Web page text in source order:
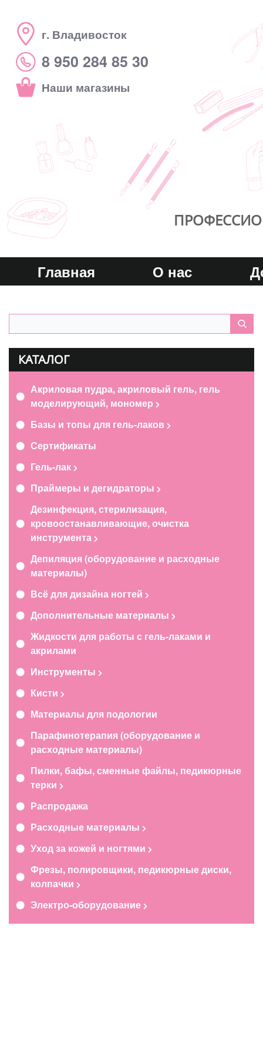
г. Владивосток
8 950 284 85 30
Наши магазины
Главная О нас
КАТАЛОГ
Акриловая пудра, акриловый гель, гель
моделирующий, мономер
Базы и топы для гель-лаков
Сертификаты
Гель-лак
Праймеры и дегидраторы
Дезинфекция, стерилизация,
кровоостанавливающие, очистка
инструмента
Депиляция (оборудование и расходные
материалы)
Всё для дизайна ногтей
Дополнительные материалы
Жидкости для работы с гель-лаками и
акрилами
Инструменты
Кисти
Материалы для подологии
Парафинотерапия (оборудование и
расходные материалы)
Пилки, бафы, сменные файлы, педикюрные
терки
Распродажа
Расходные материалы
Уход за кожей и ногтями
Фрезы, полировщики, педикюрные диски,
колпачки
Электро-оборудование